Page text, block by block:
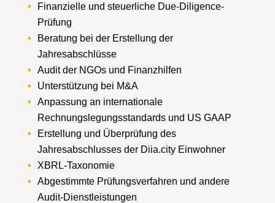
Finanzielle und steuerliche Due-Diligence-
Prüfung
Beratung bei der Erstellung der
Jahresabschlüsse
Audit der NGOs und Finanzhilfen
Unterstützung bei M&A
Anpassung an internationale
Rechnungslegungsstandards und US GAAP
Erstellung und Überprüfung des
Jahresabschlusses der Diia.city Einwohner
XBRL-Taxonomie
Abgestimmte Prüfungsverfahren und andere
Audit-Dienstleistungen